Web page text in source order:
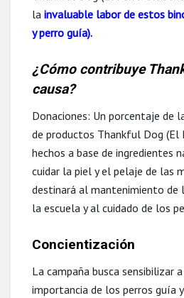
la invaluable labor de estos
y perro guía).
¿Cómo contribuye
causa?
Donaciones: Un porcentaje de
de productos Thankful Dog (El
hechos a base de ingredientes
cuidar la piel y el pelaje de las
destinará al mantenimiento de
la escuela y al cuidado de los
Concientización
La campaña busca sensibilizar
importancia de los perros guía